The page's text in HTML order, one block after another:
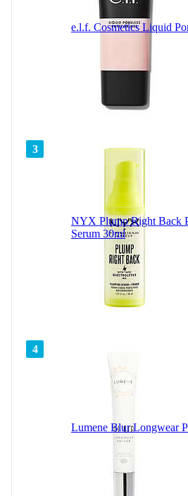
e.l.f. Cosmetics Liquid
3
NYX Plump Right Back
Serum 30ml
4
Lumene Blur Longwear